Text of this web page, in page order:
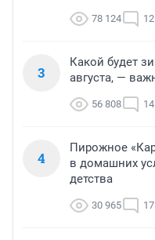
78 124 12
3
Какой будет
августа, —
56 808 14
4
Пирожное
в домашних
детства
30 965 17